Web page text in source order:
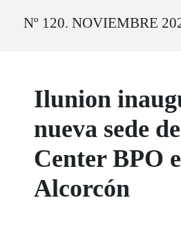
Nº 120. NOVIEMBRE
Ilunion
nueva sede
Center BPO
Alcorcón